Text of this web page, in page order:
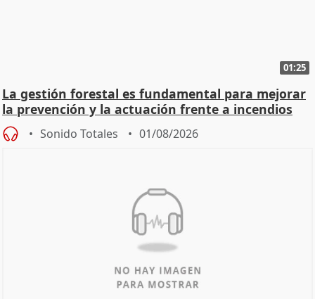
01:25
La gestión forestal es fundamental para mejorar
la prevención y la actuación frente a incendios
Sonido Totales 01/08/2026